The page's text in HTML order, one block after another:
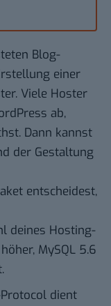
Blog-
einer
Viele Hoster
ab,
Dann kannst
der Gestaltung
entscheidest,
deines Hosting-
MySQL 5.6
dient